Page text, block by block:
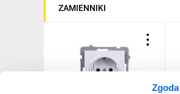
Zgoda
ZAMIENNIKI